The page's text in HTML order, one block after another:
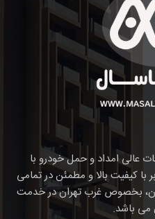
عالی امداد و حمل خودرو با
با کیفیت بالا و مطمئن در تمامی
بخصوص غرب تهران در خدمت
می باشد.